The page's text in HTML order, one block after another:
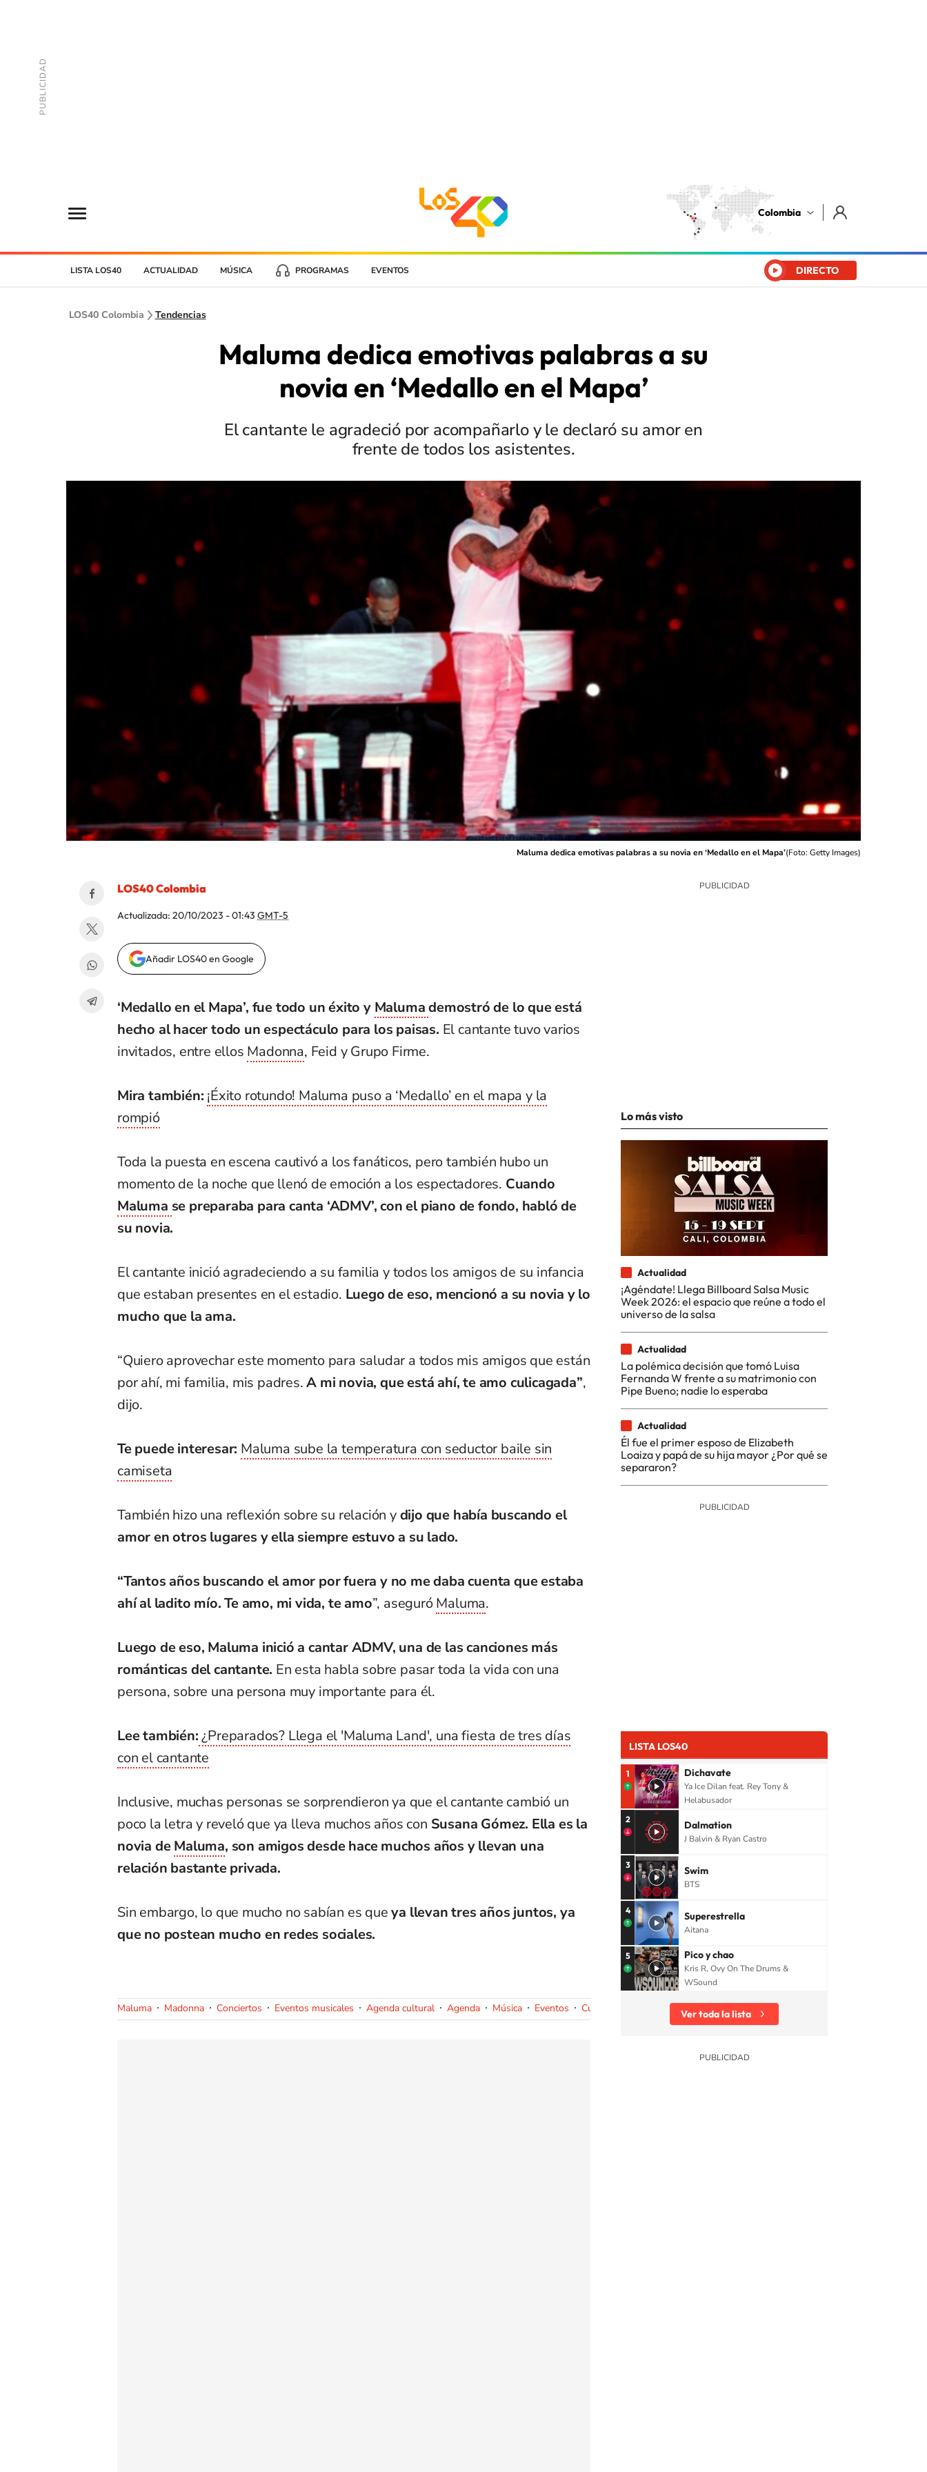
Colombia
LISTA LOS40 ACTUALIDAD MÚSICA PROGRAMAS EVENTOS DIRECTO
LOS40 Colombia Tendencias
Maluma dedica emotivas palabras a su
novia en ‘Medallo en el Mapa’
El cantante le agradeció por acompañarlo y le declaró su amor en
frente de todos los asistentes.
Maluma dedica emotivas palabras a su novia en ‘Medallo en el Mapa’(Foto: Getty Images)
LOS40 Colombia
Actualizada: 20/10/2023 - 01:43 GMT-5
Añadir LOS40 en Google
‘Medallo en el Mapa’, fue todo un éxito y Malumademostró de lo que está
hecho al hacer todo un espectáculo para los paisas. El cantante tuvo varios
invitados, entre ellos Madonna, Feid y Grupo Firme.
Mira también: ¡Éxito rotundo! Maluma puso a ‘Medallo’ en el mapa y la
rompió
Toda la puesta en escena cautivó a los fanáticos, pero también hubo un
momento de la noche que llenó de emoción a los espectadores. Cuando
Maluma se preparaba para canta ‘ADMV’, con el piano de fondo, habló de
su novia.
El cantante inició agradeciendo a su familia y todos los amigos de su infancia
que estaban presentes en el estadio. Luego de eso, mencionó a su novia y lo
mucho que la ama.
“Quiero aprovechar este momento para saludar a todos mis amigos que están
por ahí, mi familia, mis padres.A mi novia, que está ahí, te amo culicagada”,
dijo.
Te puede interesar: Maluma sube la temperatura con seductor baile sin
camiseta
También hizo una reflexión sobre su relación ydijo que había buscando el
amor en otros lugares y ella siempre estuvo a su lado.
“Tantos años buscando el amor por fuera y no me daba cuenta que estaba
ahí al ladito mío. Te amo, mi vida, te amo”, aseguróMaluma.
Luego de eso, Maluma inició a cantar ADMV, una de las canciones más
románticas del cantante. En esta habla sobre pasar toda la vida con una
persona, sobre una persona muy importante para él.
Lee también:¿Preparados? Llega el 'Maluma Land', una fiesta de tres días
con el cantante
Inclusive, muchas personas se sorprendieron ya que el cantante cambió un
poco la letra y reveló que ya lleva muchos años con Susana Gómez. Ella es la
novia deMaluma, son amigos desde hace muchos años y llevan una
relación bastante privada.
Sin embargo, lo que mucho no sabían es queya llevan tres años juntos, ya
que no postean mucho en redes sociales.
Maluma Madonna Conciertos Eventos musicales Agenda cultural Agenda Música Eventos Cultura
Lo más visto
Actualidad
¡Agéndate! Llega Billboard Salsa Music
Week 2026: el espacio que reúne a todo el
universo de la salsa
Actualidad
La polémica decisión que tomó Luisa
Fernanda W frente a su matrimonio con
Pipe Bueno; nadie lo esperaba
Actualidad
Él fue el primer esposo de Elizabeth
Loaiza y papá de su hija mayor ¿Por qué se
separaron?
LISTA LOS40
1 Dichavate
Ya Ice Dilan feat. Rey Tony &
Helabusador
2 Dalmation
J Balvin & Ryan Castro
3 Swim
BTS
4 Superestrella
Aitana
5 Pico y chao
Kris R, Ovy On The Drums &
WSound
Ver toda la lista